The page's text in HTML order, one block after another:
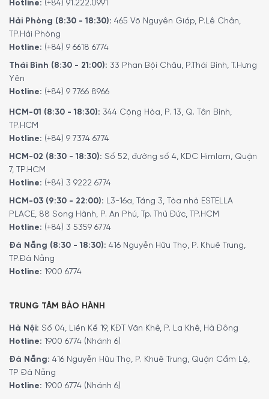
Hotline: (+84) 91.222.0991
Hải Phòng (8:30 - 18:30): 465 Võ Nguyên Giáp, P.Lê Chân,
TP.Hải Phòng
Hotline: (+84) 9 6618 6774
Thái Bình (8:30 - 21:00): 33 Phan Bội Châu, P.Thái Bình, T.Hưng
Yên
Hotline: (+84) 9 7766 8966
HCM-01 (8:30 - 18:30): 344 Cộng Hòa, P. 13, Q. Tân Bình,
TP.HCM
Hotline: (+84) 9 7374 6774
HCM-02 (8:30 - 18:30): Số 52, đường số 4, KDC Himlam, Quận
7, TP.HCM
Hotline: (+84) 3 9222 6774
HCM-03 (9:30 - 22:00): L3-16a, Tầng 3, Tòa nhà ESTELLA
PLACE, 88 Song Hành, P. An Phú, Tp. Thủ Đức, TP.HCM
Hotline: (+84) 3 5359 6774
Đà Nẵng (8:30 - 18:30): 416 Nguyễn Hữu Thọ, P. Khuê Trung,
TP.Đà Nẵng
Hotline: 1900 6774
TRUNG TÂM BẢO HÀNH
Hà Nội: Số 04, Liền Kề 19, KĐT Văn Khê, P. La Khê, Hà Đông
Hotline: 1900 6774 (Nhánh 6)
Đà Nẵng: 416 Nguyễn Hữu Thọ, P. Khuê Trung, Quận Cẩm Lệ,
TP Đà Nẵng
Hotline: 1900 6774 (Nhánh 6)